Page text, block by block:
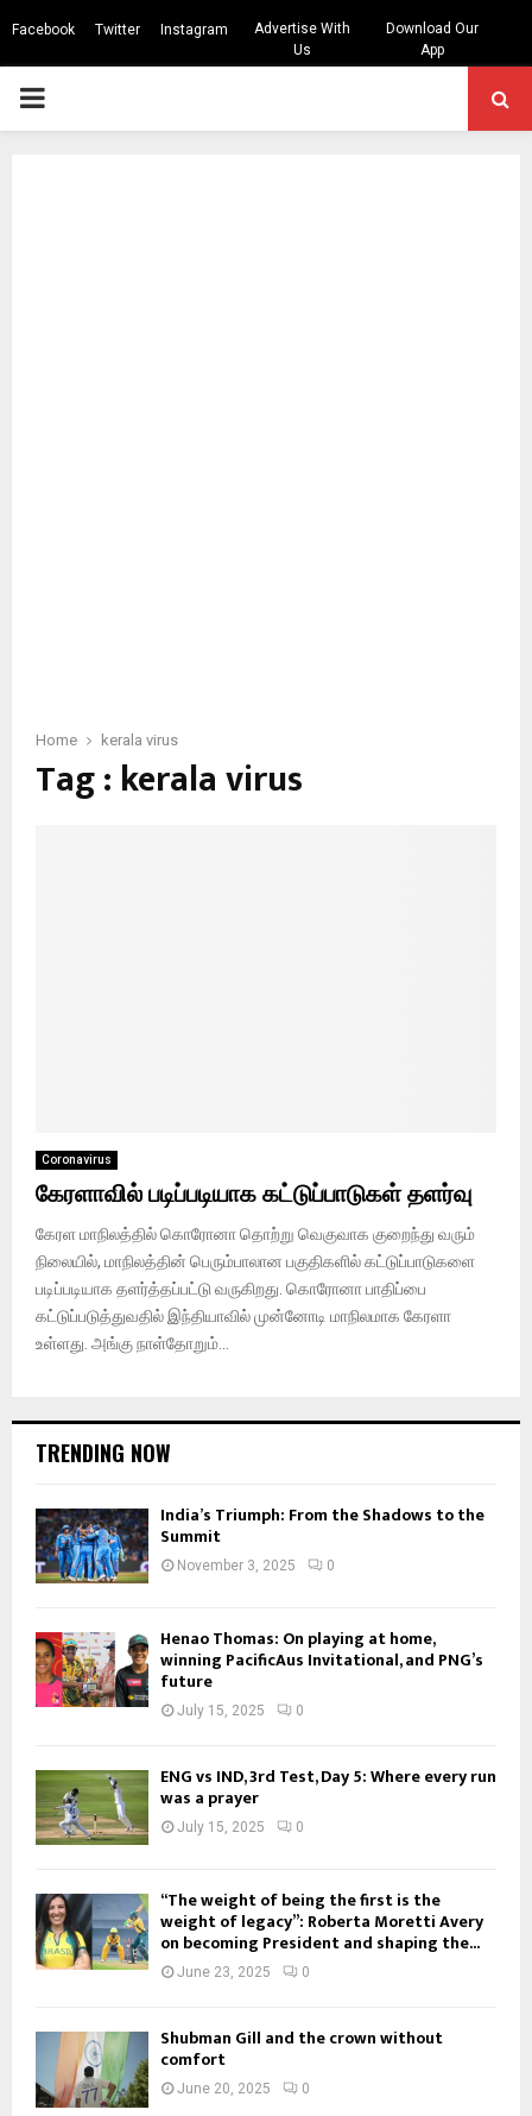
Facebook Twitter Instagram
Advertise With
Us
Download Our
App
PRIMARY
Home kerala virus
Tag : kerala virus
Coronavirus
கேரளாவில் படிப்படியாக கட்டுப்பாடுகள் தளர்வு
கேரள மாநிலத்தில் கொரோனா தொற்று வெகுவாக குறைந்து வரும்
நிலையில், மாநிலத்தின் பெரும்பாலான பகுதிகளில் கட்டுப்பாடுகளை
படிப்படியாக தளர்த்தப்பட்டு வருகிறது. கொரோனா பாதிப்பை
கட்டுப்படுத்துவதில் இந்தியாவில் முன்னோடி மாநிலமாக கேரளா
உள்ளது. அங்கு நாள்தோறும்...
TRENDING NOW
India’s Triumph: From the Shadows to the
Summit
November 3, 2025 0
Henao Thomas: On playing at home,
winning PacificAus Invitational, and PNG’s
future
July 15, 2025 0
ENG vs IND, 3rd Test, Day 5: Where every run
was a prayer
July 15, 2025 0
“The weight of being the first is the
weight of legacy”: Roberta Moretti Avery
on becoming President and shaping the...
June 23, 2025 0
Shubman Gill and the crown without
comfort
June 20, 2025 0